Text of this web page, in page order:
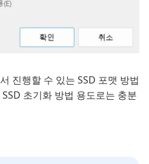
진행할 수 있는 SSD 포맷 방법
초기화 방법 용도로는 충분